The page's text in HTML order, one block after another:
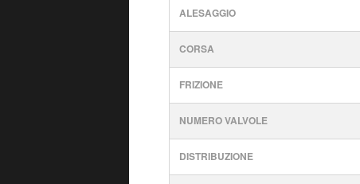
ALESAGGIO
CORSA
FRIZIONE
NUMERO VALVOLE
DISTRIBUZIONE